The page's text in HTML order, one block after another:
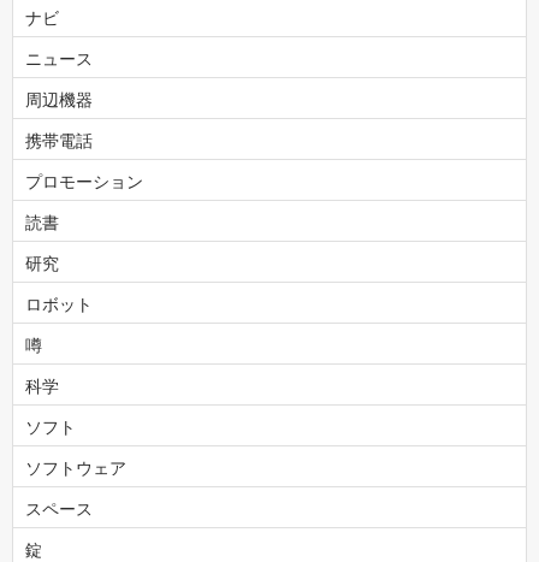
ナビ
ニュース
周辺機器
携帯電話
プロモーション
読書
研究
ロボット
噂
科学
ソフト
ソフトウェア
スペース
錠